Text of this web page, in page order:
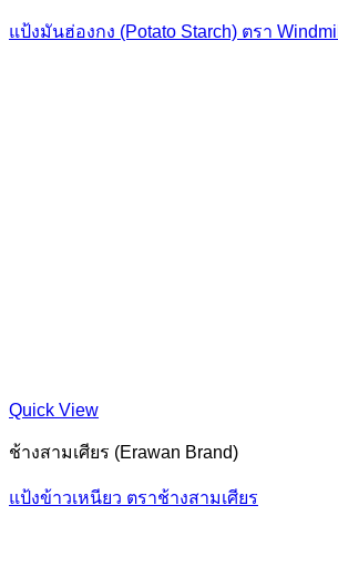
แป้งมันฮ่องกง (Potato Starch) ตรา Windmill
Quick View
ช้างสามเศียร (Erawan Brand)
แป้งข้าวเหนียว ตราช้างสามเศียร